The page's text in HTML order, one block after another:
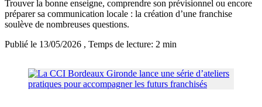
Trouver la bonne enseigne, comprendre son prévisionnel ou encore
préparer sa communication locale : la création d’une franchise
soulève de nombreuses questions.
Publié le 13/05/2026 , Temps de lecture: 2 min